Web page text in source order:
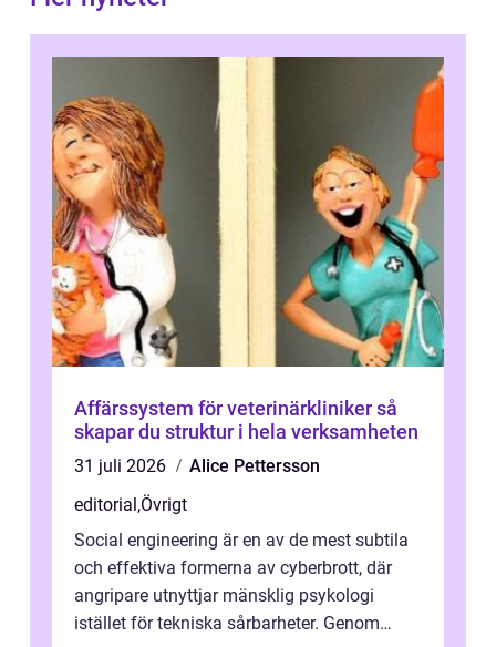
Affärssystem för veterinärkliniker så
skapar du struktur i hela verksamheten
31 juli 2026
Alice Pettersson
editorial,Övrigt
Social engineering är en av de mest subtila
och effektiva formerna av cyberbrott, där
angripare utnyttjar mänsklig psykologi
istället för tekniska sårbarheter. Genom